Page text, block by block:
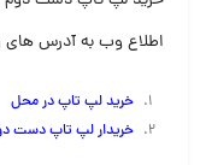
اطلاع وب به آدرس های
خرید لپ تاپ در محل
خریدار لپ تاپ دست